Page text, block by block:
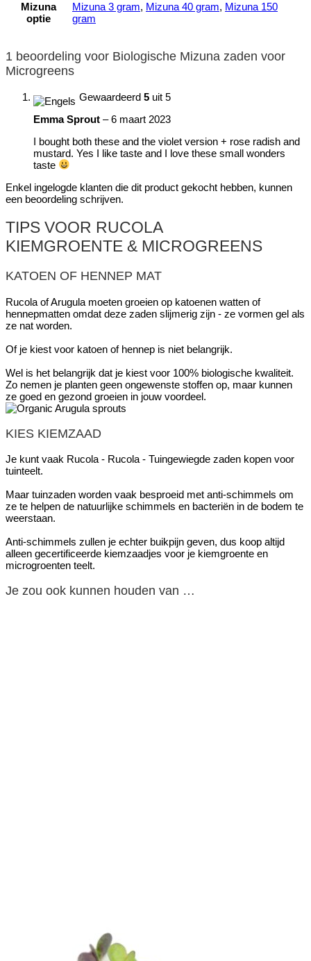
Mizuna
optie
Mizuna 3 gram, Mizuna 40 gram, Mizuna 150
gram
1 beoordeling voor Biologische Mizuna zaden voor
Microgreens
Gewaardeerd 5 uit 5
Emma Sprout – 6 maart 2023
I bought both these and the violet version + rose radish and
mustard. Yes I like taste and I love these small wonders
taste
Enkel ingelogde klanten die dit product gekocht hebben, kunnen
een beoordeling schrijven.
TIPS VOOR RUCOLA
KIEMGROENTE & MICROGREENS
KATOEN OF HENNEP MAT
Rucola of Arugula moeten groeien op katoenen watten of
hennepmatten omdat deze zaden slijmerig zijn - ze vormen gel als
ze nat worden.
Of je kiest voor katoen of hennep is niet belangrijk.
Wel is het belangrijk dat je kiest voor 100% biologische kwaliteit.
Zo nemen je planten geen ongewenste stoffen op, maar kunnen
ze goed en gezond groeien in jouw voordeel.
KIES KIEMZAAD
Je kunt vaak Rucola - Rucola - Tuingewiegde zaden kopen voor
tuinteelt.
Maar tuinzaden worden vaak besproeid met anti-schimmels om
ze te helpen de natuurlijke schimmels en bacteriën in de bodem te
weerstaan.
Anti-schimmels zullen je echter buikpijn geven, dus koop altijd
alleen gecertificeerde kiemzaadjes voor je kiemgroente en
microgroenten teelt.
Je zou ook kunnen houden van …